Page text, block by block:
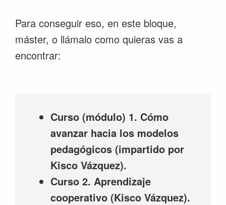
Para conseguir eso, en este bloque,
máster, o llámalo como quieras vas a
encontrar:
Curso (módulo) 1. Cómo
avanzar hacia los modelos
pedagógicos (impartido por
Kisco Vázquez).
Curso 2. Aprendizaje
cooperativo (Kisco Vázquez).